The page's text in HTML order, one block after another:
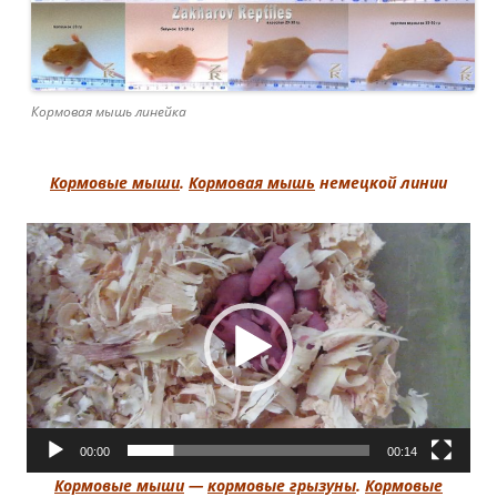
Кормовая мышь линейка
Кормовые мыши. Кормовая мышь немецкой линии
Видеоплеер
00:00 00:14
Кормовые мыши— кормовые грызуны. Кормовые